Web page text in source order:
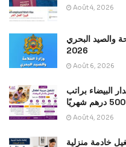
Août 4, 2026
الفلاحة والصيد البحري
2026
Août 6, 2026
البيضاء براتب
درهم شهريًا
Août 4, 2026
خادمة منزلية